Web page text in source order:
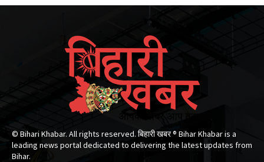
© Bihari Khabar. All rights reserved. बिहारी खबर ®​ Bihar Khabar is a
leading news portal dedicated to delivering the latest updates from
Bihar.